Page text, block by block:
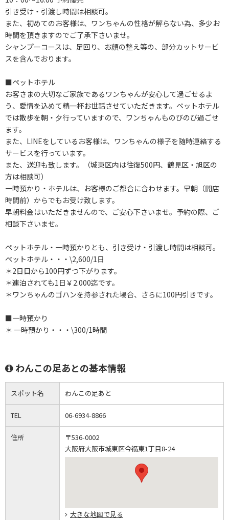
引き受け・引渡し時間は相談可。
また、初めてのお客様は、ワンちゃんの性格が解らない為、多少お
時間を頂きますのでご了承下さいませ。
シャンプーコースは、足回り、お顔の整え等の、部分カットサービ
スを含んでおります。
■ペットホテル
お客さまの大切なご家族であるワンちゃんが安心して過ごせるよ
う、愛情を込めて精一杯お世話させていただきます。ペットホテル
では散歩を朝・夕行っていますので、ワンちゃんものびのび過ごせ
ます。
また、LINEをしているお客様は、ワンちゃんの様子を随時連絡する
サービスを行っています。
また、送迎も致します。（城東区内は往復500円、鶴見区・旭区の
方は相談可）
一時預かり・ホテルは、お客様のご都合に合わせます。早朝（開店
時間前）からでもお受け致します。
早朝料金はいただきませんので、ご安心下さいませ。予約の際、ご
相談下さいませ。
ペットホテル・一時預かりとも、引き受け・引渡し時間は相談可。
ペットホテル・・・\2,600/1日
＊2日目から100円ずつ下がります。
＊連泊されても1日￥2.000迄です。
＊ワンちゃんのゴハンを持参された場合、さらに100円引きです。
■一時預かり
＊ 一時預かり・・・\300/1時間
わんこの足あとの基本情報
スポット名 わんこの足あと
TEL 06-6934-8866
住所
〒536-0002
大阪府大阪市城東区今福東1丁目8-24
大きな地図で見る